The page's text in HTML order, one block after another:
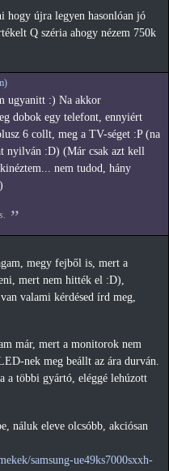
hogy újra legyen hasonlóan jó
Q széria ahogy nézem 750k
ugyanitt :) Na akkor
dobok egy telefont, ennyiért
6 collt, meg a TV-séget :P (na
nyilván :D) (Már csak azt kell
nem tudod, hány
megy fejből is, mert a
mert nem hitték el :D),
valami kérdésed írd meg,
már, mert a monitorok nem
nek meg beállt az ára durván.
a többi gyártó, eléggé lehúzott
náluk eleve olcsóbb, akciósan
samsung-ue49ks7000sxxh-